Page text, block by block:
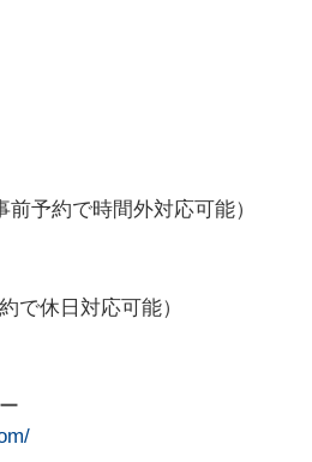
予約で時間外対応可能）
で休日対応可能）